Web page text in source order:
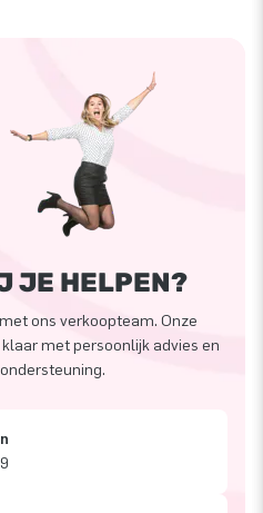
JE HELPEN?
ons verkoopteam. Onze
met persoonlijk advies en